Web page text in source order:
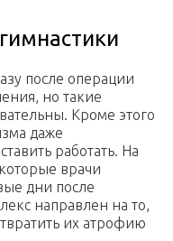
после операции
но такие
Кроме этого
даже
работать. На
врачи
дни после
направлен на то,
их атрофию